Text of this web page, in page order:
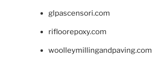
glpascensori.com
rifloorepoxy.com
woolleymillingandpaving.com